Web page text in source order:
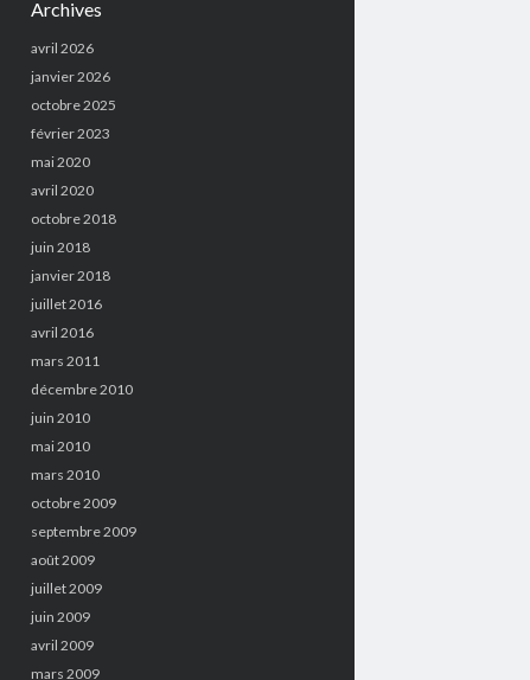
Archives
avril 2026
janvier 2026
octobre 2025
février 2023
mai 2020
avril 2020
octobre 2018
juin 2018
janvier 2018
juillet 2016
avril 2016
mars 2011
décembre 2010
juin 2010
mai 2010
mars 2010
octobre 2009
septembre 2009
août 2009
juillet 2009
juin 2009
avril 2009
mars 2009